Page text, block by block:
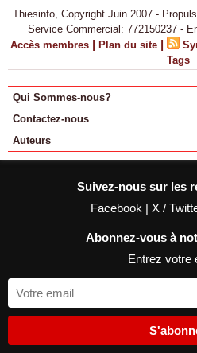
Thiesinfo, Copyright Juin 2007 -
Service Commercial: 772150237 -
Accès membres | Plan du site |
Tags
Qui Sommes-nous?
Contactez-nous
Auteurs
Suivez-nous sur les
Facebook | X /
Abonnez-vous à
Entrez votre